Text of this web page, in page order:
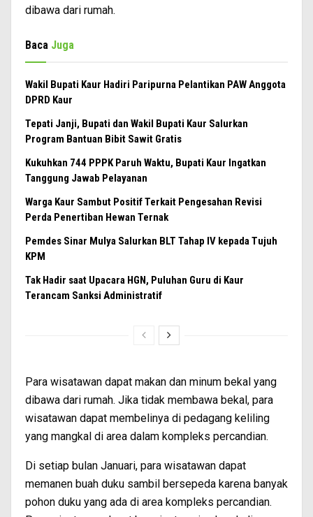
dibawa dari rumah.
Baca Juga
Wakil Bupati Kaur Hadiri Paripurna Pelantikan PAW Anggota
DPRD Kaur
Tepati Janji, Bupati dan Wakil Bupati Kaur Salurkan
Program Bantuan Bibit Sawit Gratis
Kukuhkan 744 PPPK Paruh Waktu, Bupati Kaur Ingatkan
Tanggung Jawab Pelayanan
Warga Kaur Sambut Positif Terkait Pengesahan Revisi
Perda Penertiban Hewan Ternak
Pemdes Sinar Mulya Salurkan BLT Tahap IV kepada Tujuh
KPM
Tak Hadir saat Upacara HGN, Puluhan Guru di Kaur
Terancam Sanksi Administratif
Para wisatawan dapat makan dan minum bekal yang
dibawa dari rumah. Jika tidak membawa bekal, para
wisatawan dapat membelinya di pedagang keliling
yang mangkal di area dalam kompleks percandian.
Di setiap bulan Januari, para wisatawan dapat
memanen buah duku sambil bersepeda karena banyak
pohon duku yang ada di area kompleks percandian.